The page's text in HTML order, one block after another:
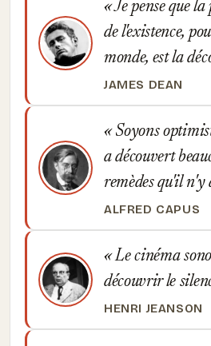
Je pense que
de l'existence,
monde, est la
JAMES DEAN
Soyons
a découvert
remèdes qu'il n'y
ALFRED CAPUS
Le cinéma
découvrir le
HENRI JEANSON